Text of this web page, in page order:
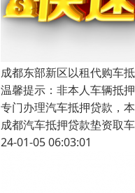
成都东部新区以租代购车
温馨提示：非本人车辆抵
专门办理汽车抵押贷款，
成都汽车抵押贷款垫资取
24-01-05 06:03:01